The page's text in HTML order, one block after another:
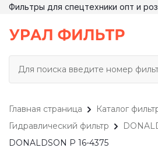
Фильтры для спецтехники опт и
Главная страница
Каталог
Гидравлический фильтр
DONALDSON P 16-4375